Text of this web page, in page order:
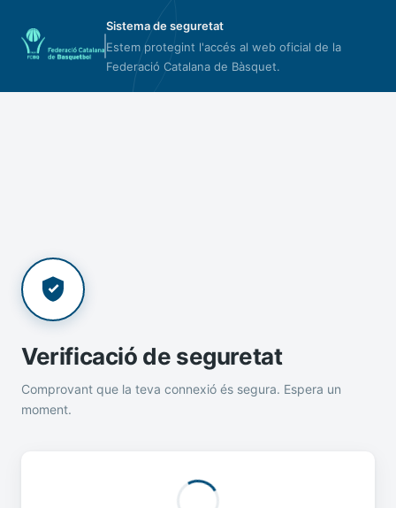
Sistema de seguretat
Estem protegint l'accés al web oficial de la
Federació Catalana de Bàsquet.
Verificació de seguretat
Comprovant que la teva connexió és segura. Espera un
moment.